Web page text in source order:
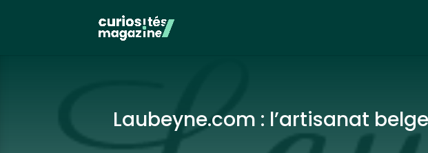
Laubeyne.com : l’artisanat